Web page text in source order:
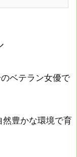
ベテラン女優で
然豊かな環境で育